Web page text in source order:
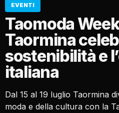
EVENTI
Taomoda
Taormina
sostenibilità e
italiana
Dal 15 al 19 luglio Taormina
moda e della cultura con la